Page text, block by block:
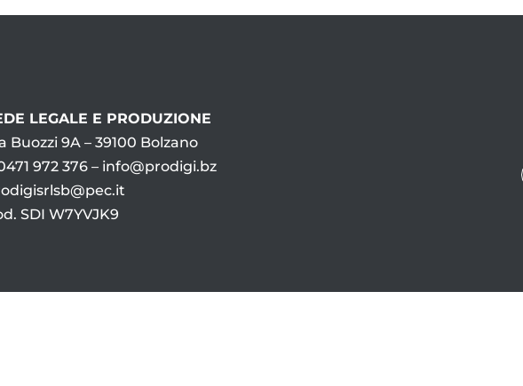
LEGALE E PRODUZIONE
Buozzi 9A – 39100 Bolzano
972 376 – info@prodigi.bz
SDI W7YVJK9